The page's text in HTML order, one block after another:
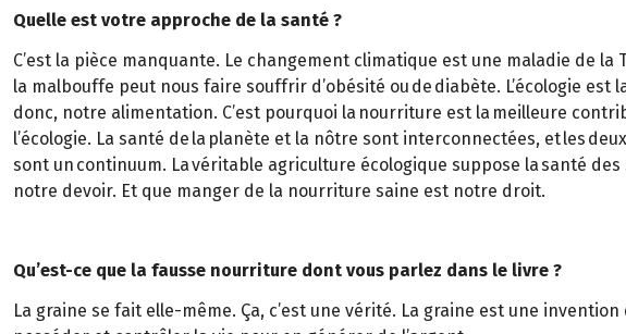
Quelle est votre approche de la santé ?
C’est la pièce manquante. Le changement climatique est une maladie de
la malbouffe peut nous faire souffrir d’obésité ou de diabète. L’écologie
donc, notre alimentation. C’est pourquoi la nourriture est la meilleure
l’écologie. La santé de la planète et la nôtre sont interconnectées, et les
sont un continuum. La véritable agriculture écologique suppose la santé
notre devoir. Et que manger de la nourriture saine est notre droit.
Qu’est-ce que la fausse nourriture dont vous parlez dans le livre ?
La graine se fait elle-même. Ça, c’est une vérité. La graine est une